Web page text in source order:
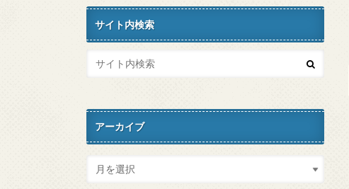
サイト内検索
アーカイブ